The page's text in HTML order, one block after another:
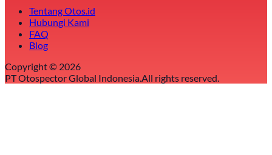
Tentang Otos.id
Hubungi Kami
FAQ
Blog
Copyright © 2026
PT Otospector Global Indonesia.All rights reserved.